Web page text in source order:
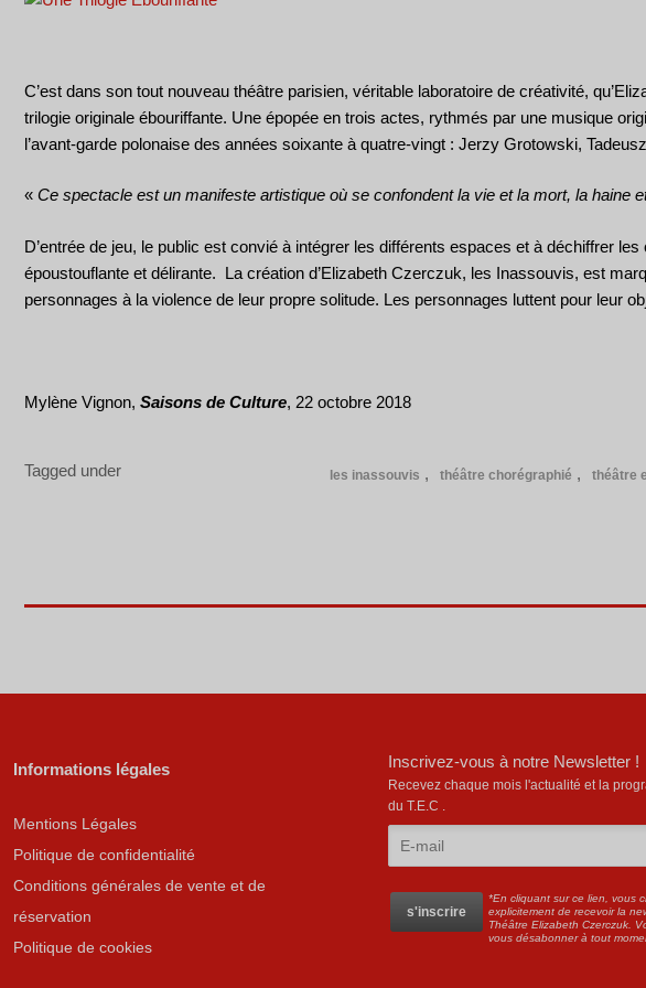
C’est dans son tout nouveau théâtre parisien, véritable laboratoire de créativité,
trilogie originale ébouriffante. Une épopée en trois actes, rythmés par une musique
l’avant-garde polonaise des années soixante à quatre-vingt : Jerzy Grotowski,
« Ce spectacle est un manifeste artistique où se confondent la vie et la mort, la haine
D’entrée de jeu, le public est convié à intégrer les différents espaces et à déchiffrer
époustouflante et délirante. La création d’Elizabeth Czerczuk, les Inassouvis, est
personnages à la violence de leur propre solitude. Les personnages luttent pour leur
Mylène Vignon, Saisons de Culture, 22 octobre 2018
Tagged under les inassouvis théâtre chorégraphié théâtre
Informations légales
Mentions Légales
Politique de confidentialité
Conditions générales de vente et de
réservation
Politique de cookies
Inscrivez-vous à notre Newsletter !
Recevez chaque mois l'actualité et la
du T.E.C .
*En cliquant sur ce lien, vous
explicitement de recevoir la
Théâtre Elizabeth Czerczuk.
vous désabonner à tout